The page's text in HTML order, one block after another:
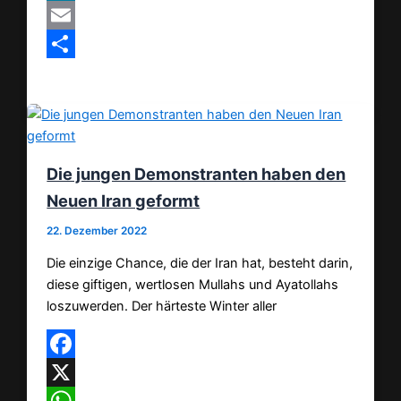
MeWe
Email
Die jungen Demonstranten haben den
Neuen Iran geformt
22. Dezember 2022
Die einzige Chance, die der Iran hat, besteht darin,
diese giftigen, wertlosen Mullahs und Ayatollahs
loszuwerden. Der härteste Winter aller
Facebook